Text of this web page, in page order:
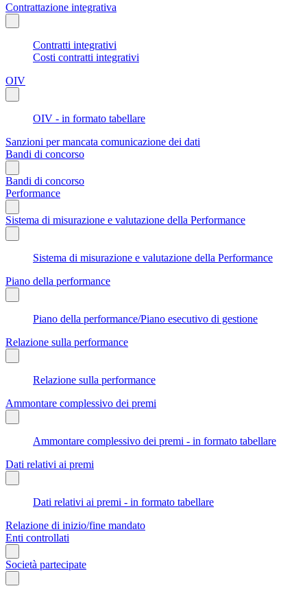
Contrattazione integrativa
Contratti integrativi
Costi contratti integrativi
OIV
OIV - in formato tabellare
Sanzioni per mancata comunicazione dei dati
Bandi di concorso
Bandi di concorso
Performance
Sistema di misurazione e valutazione della Performance
Sistema di misurazione e valutazione della Performance
Piano della performance
Piano della performance/Piano esecutivo di gestione
Relazione sulla performance
Relazione sulla performance
Ammontare complessivo dei premi
Ammontare complessivo dei premi - in formato tabellare
Dati relativi ai premi
Dati relativi ai premi - in formato tabellare
Relazione di inizio/fine mandato
Enti controllati
Società partecipate